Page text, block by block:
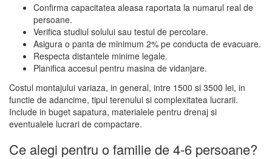
Confirma capacitatea aleasa raportata la numarul real de
persoane.
Verifica studiul solului sau testul de percolare.
Asigura o panta de minimum 2% pe conducta de evacuare.
Respecta distantele minime legale.
Planifica accesul pentru masina de vidanjare.
Costul montajului variaza, in general, intre 1500 si 3500 lei, in
functie de adancime, tipul terenului si complexitatea lucrarii.
Include in buget sapatura, materialele pentru drenaj si
eventualele lucrari de compactare.
Ce alegi pentru o familie de 4-6 persoane?